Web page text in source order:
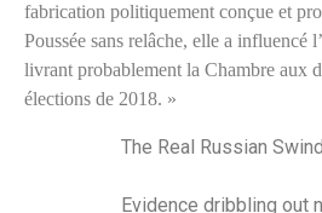
fabrication politiquement conçue et
Poussée sans relâche, elle a influencé
livrant probablement la Chambre aux
élections de 2018. »
The Real Russian
Evidence dribbling out